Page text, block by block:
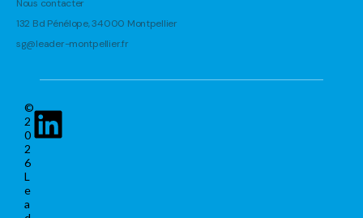
Nous contacter
132 Bd Pénélope, 34000 Montpellier
sg@leader-montpellier.fr
©
2
0
2
6
L
e
a